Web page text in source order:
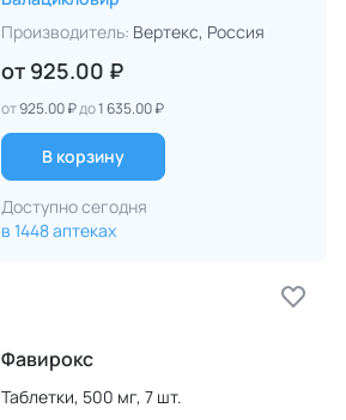
Производитель: Вертекс, Россия
от 925.00 ₽
от925.00 ₽до1 635.00 ₽
В корзину
Доступно сегодня
в 1448 аптеках
Фавирокс
Таблетки, 500 мг, 7 шт.